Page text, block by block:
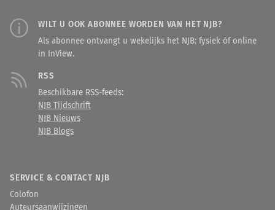
WILT U OOK ABONNEE WORDEN VAN HET NJB?
Als abonnee ontvangt u wekelijks het NJB: fysiek óf online
in InView.
RSS
Beschikbare RSS-feeds:
NJB Tijdschrift
NJB Nieuws
NJB Blogs
SERVICE & CONTACT NJB
Colofon
Auteursaanwijzingen